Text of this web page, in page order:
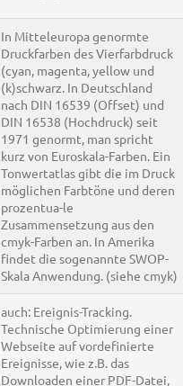
In Mitteleuropa genormte
Druckfarben des Vierfarbdruck
(cyan, magenta, yellow und
(k)schwarz. In Deutschland
nach DIN 16539 (Offset) und
DIN 16538 (Hochdruck) seit
1971 genormt, man spricht
kurz von Euroskala-Farben. Ein
Tonwertatlas gibt die im Druck
möglichen Farbtöne und deren
prozentua-le
Zusammensetzung aus den
cmyk-Farben an. In Amerika
findet die sogenannte SWOP-
Skala Anwendung. (siehe cmyk)
auch: Ereignis-Tracking.
Technische Optimierung einer
Webseite auf vordefinierte
Ereignisse, wie z.B. das
Downloaden einer PDF-Datei,